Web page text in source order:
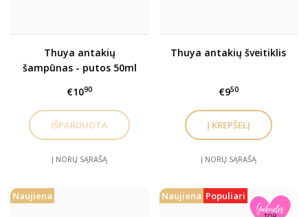
Thuya antakių
šampūnas - putos 50ml
€1090
Į NORŲ SĄRAŠĄ
Thuya antakių šveitiklis
€950
Į NORŲ SĄRAŠĄ
Naujiena Naujiena Populiari